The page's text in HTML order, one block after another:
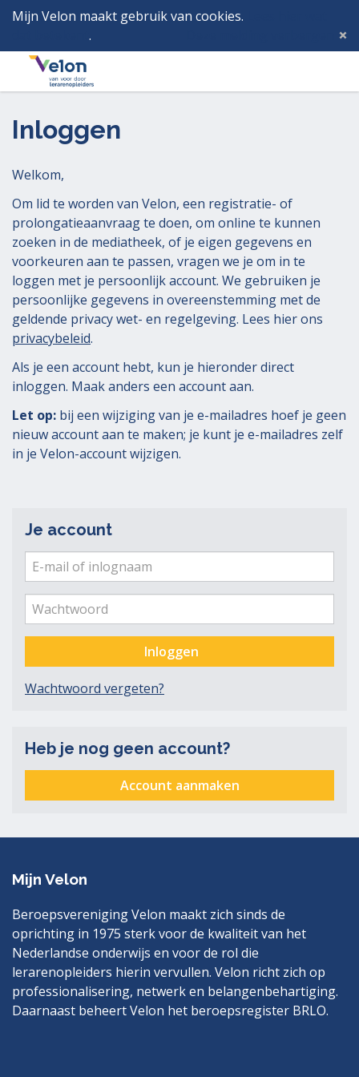
Mijn Velon maakt gebruik van cookies.
.
Menu
Inloggen
Welkom,
Om lid te worden van Velon, een registratie- of
prolongatieaanvraag te doen, om online te kunnen
zoeken in de mediatheek, of je eigen gegevens en
voorkeuren aan te passen, vragen we je om in te
loggen met je persoonlijk account. We gebruiken je
persoonlijke gegevens in overeenstemming met de
geldende privacy wet- en regelgeving. Lees hier ons
privacybeleid.
Als je een account hebt, kun je hieronder direct
inloggen. Maak anders een account aan.
Let op: bij een wijziging van je e-mailadres hoef je geen
nieuw account aan te maken; je kunt je e-mailadres zelf
in je Velon-account wijzigen.
Je account
E-
mail
of
inlognaam
Wachtwoord
Inloggen
Wachtwoord vergeten?
Heb je nog geen account?
Account aanmaken
Mijn Velon
Beroepsvereniging Velon maakt zich sinds de
oprichting in 1975 sterk voor de kwaliteit van het
Nederlandse onderwijs en voor de rol die
lerarenopleiders hierin vervullen. Velon richt zich op
professionalisering, netwerk en belangenbehartiging.
Daarnaast beheert Velon het beroepsregister BRLO.